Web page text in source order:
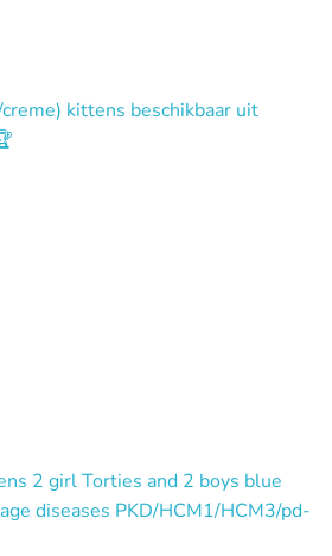
kittens beschikbaar uit
2 girl Torties and 2 boys blue
diseases PKD/HCM1/HCM3/pd-